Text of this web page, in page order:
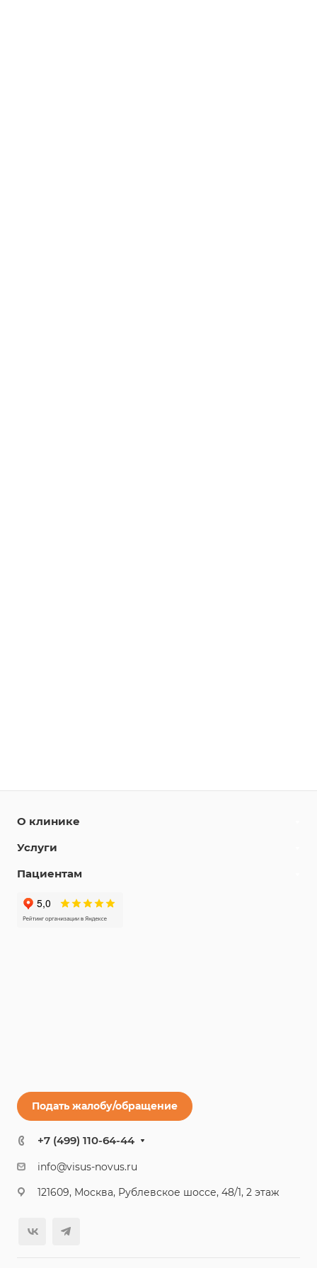
О клинике
Услуги
Пациентам
Подать жалобу/обращение
+7 (499) 110-64-44
info@visus-novus.ru
121609, Москва, Рублевское шоссе, 48/1, 2 этаж